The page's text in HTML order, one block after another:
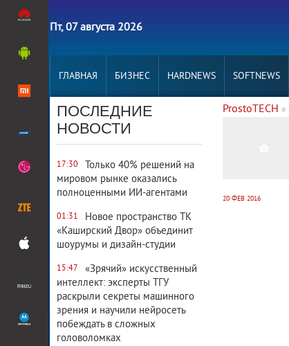
Пт, 07 августа 2026
ГЛАВНАЯ БИЗНЕС HARDNEWS SOFTNEWS
ПОСЛЕДНИЕ
НОВОСТИ
17:30
Только 40% решений на
мировом рынке оказались
полноценными ИИ-агентами
01:31
Новое пространство ТК
«Каширский Двор» объединит
шоурумы и дизайн-студии
15:47
«Зрячий» искусственный
интеллект: эксперты ТГУ
раскрыли секреты машинного
зрения и научили нейросеть
побеждать в сложных
головоломках
ProstoTECH »
2 670 0
20 ФЕВ 2016